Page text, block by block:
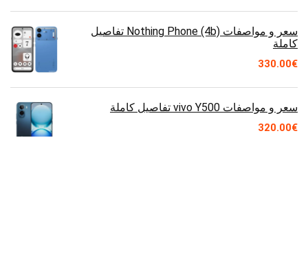
سعر و مواصفات Nothing Phone (4b) تفاصيل
كاملة
€
330.00
سعر و مواصفات vivo Y500 تفاصيل كاملة
€
320.00